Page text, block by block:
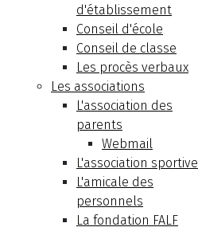
d'établissement
Conseil d'école
Conseil de classe
Les procès verbaux
Les associations
L'association des
parents
Webmail
L'association sportive
L'amicale des
personnels
La fondation FALF